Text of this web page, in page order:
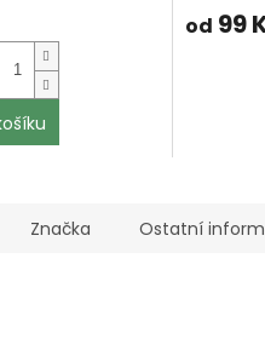
produktu
je
od 99
Značka Ostatní